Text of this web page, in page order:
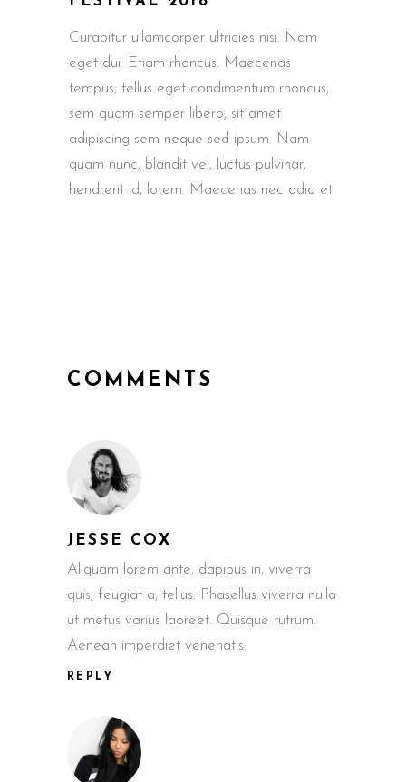
Curabitur ullamcorper ultricies nisi. Nam
eget dui. Etiam rhoncus. Maecenas
tempus, tellus eget condimentum rhoncus,
sem quam semper libero, sit amet
adipiscing sem neque sed ipsum. Nam
quam nunc, blandit vel, luctus pulvinar,
hendrerit id, lorem. Maecenas nec odio et
COMMENTS
JESSE COX
Aliquam lorem ante, dapibus in, viverra
quis, feugiat a, tellus. Phasellus viverra nulla
ut metus varius laoreet. Quisque rutrum.
Aenean imperdiet venenatis.
REPLY